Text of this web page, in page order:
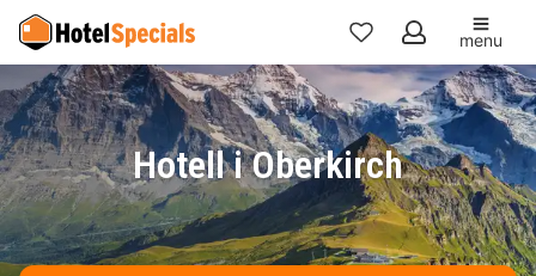
Mina
favoriter
menu
Hotell i Oberkirch